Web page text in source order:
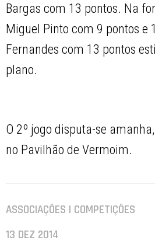
Bargas com 13 pontos. Na
Miguel Pinto com 9 pontos e
Fernandes com 13 pontos
plano.
O 2º jogo disputa-se
no Pavilhão de Vermoim.
ASSOCIAÇÕES | COMPETIÇÕES
13 DEZ 2014